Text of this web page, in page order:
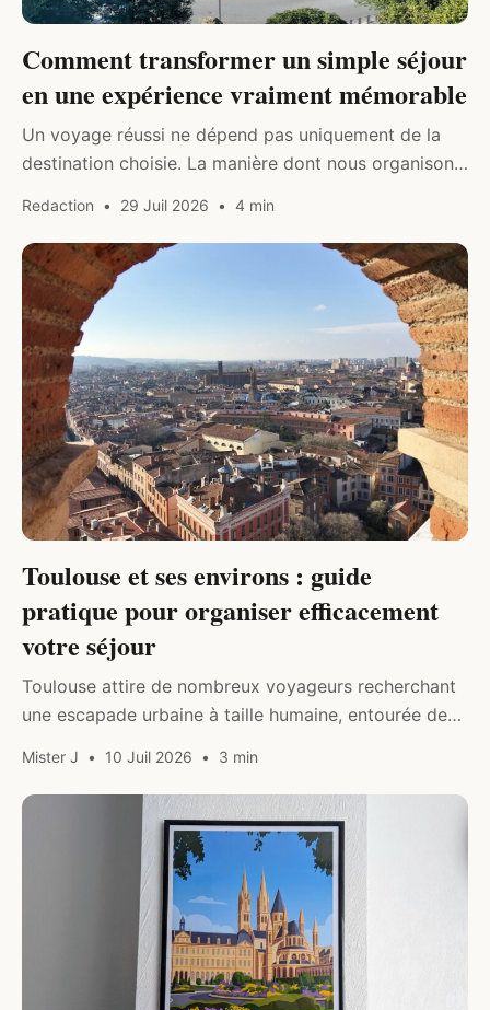
Comment transformer un simple séjour
en une expérience vraiment mémorable
Un voyage réussi ne dépend pas uniquement de la
destination choisie. La manière dont nous organisons
Redaction 29 Juil 2026 4 min
DIVERS
Toulouse et ses environs : guide
pratique pour organiser efficacement
votre séjour
Toulouse attire de nombreux voyageurs recherchant
une escapade urbaine à taille humaine, entourée de
Mister J 10 Juil 2026 3 min